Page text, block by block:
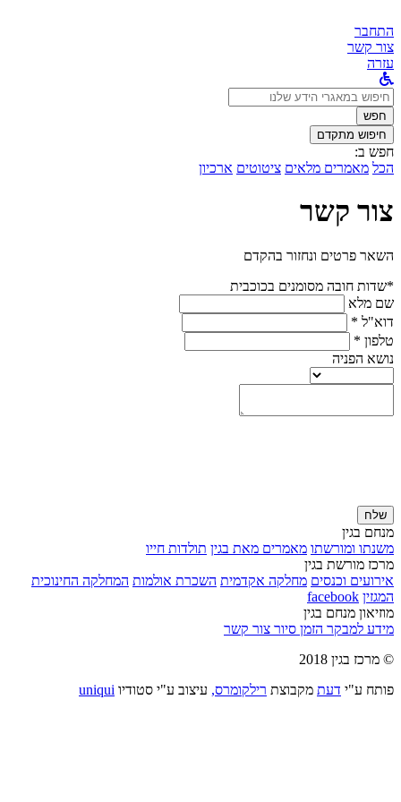
התחבר
צור קשר
עזרה
לחפש
ב:חפש
חיפוש מתקדם
חפש ב:
הכל מאמרים מלאים ציטוטים ארכיון
צור קשר
השאר פרטים ונחזור בהקדם
*שדות חובה מסומנים בכוכבית
שם מלא
דוא"ל *
טלפון *
נושא הפניה
שלח
מנחם בגין
משנתו ומורשתו מאמרים מאת בגין תולדות חייו
מרכז מורשת בגין
אירועים וכנסים מחלקה אקדמית השכרת אולמות המחלקה החינוכית
המגזין facebook
מוזיאון מנחם בגין
מידע למבקר הזמן סיור צור קשר
© מרכז בגין 2018
פותח ע"י דעת מקבוצת רילקומרס, עיצוב ע"י סטודיו uniqui